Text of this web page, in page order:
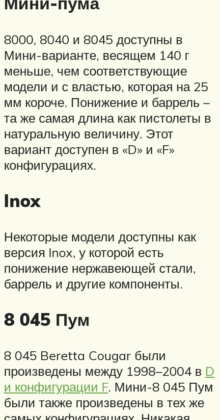
8000, 8040 и 8045 доступны в
Мини-варианте, весящем 140 г
меньше, чем соответствующие
модели и с властью, которая на 25
мм короче. Понижение и баррель –
та же самая длина как пистолеты в
натуральную величину. Этот
вариант доступен в «D» и «F»
конфигурациях.
Inox
Некоторые модели доступны как
версия Inox, у которой есть
понижение нержавеющей стали,
баррель и другие компоненты.
8 045 Пум
8 045 Beretta Cougar были
произведены между 1998–2004 в D
и конфигурации F. Мини-8 045 Пум
были также произведены в тех же